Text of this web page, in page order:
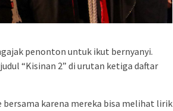
penonton untuk ikut bernyanyi.
“Kisinan 2” di urutan ketiga daftar
karena mereka bisa melihat lirik